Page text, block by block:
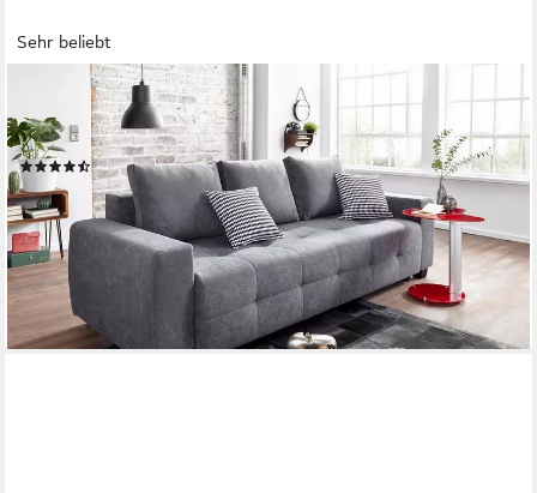
Sehr beliebt
OTTO HOME
Schlafsofa Bella, B: 241 cm, Liegefl. 142x194 cm, Schlaffunktion,
Bettkasten & 2 Zierkissen, Federkern
(1421)
ab 459,99 € UVP 919,00 €
-50%
lieferbar in 2 Wochen